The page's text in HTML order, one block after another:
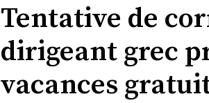
Tentative de
dirigeant grec
vacances